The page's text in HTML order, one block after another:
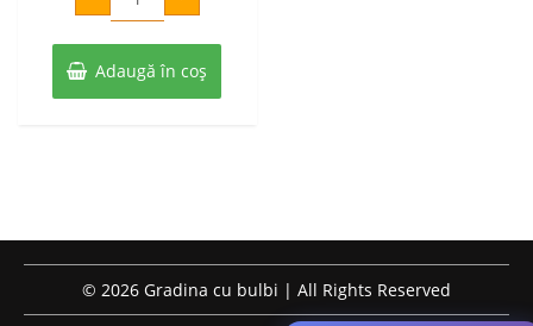
a
fost:
39 lei.
este:
29 lei.
Albi
buc
Adaugă în coș
© 2026 Gradina cu bulbi | All Rights Reserved